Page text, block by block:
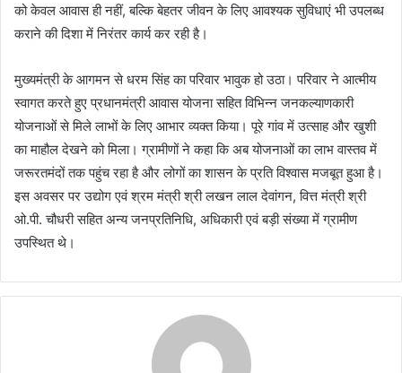
को केवल आवास ही नहीं, बल्कि बेहतर जीवन के लिए आवश्यक सुविधाएं भी उपलब्ध
कराने की दिशा में निरंतर कार्य कर रही है।
मुख्यमंत्री के आगमन से धरम सिंह का परिवार भावुक हो उठा। परिवार ने आत्मीय
स्वागत करते हुए प्रधानमंत्री आवास योजना सहित विभिन्न जनकल्याणकारी
योजनाओं से मिले लाभों के लिए आभार व्यक्त किया। पूरे गांव में उत्साह और खुशी
का माहौल देखने को मिला। ग्रामीणों ने कहा कि अब योजनाओं का लाभ वास्तव में
जरूरतमंदों तक पहुंच रहा है और लोगों का शासन के प्रति विश्वास मजबूत हुआ है।
इस अवसर पर उद्योग एवं श्रम मंत्री श्री लखन लाल देवांगन, वित्त मंत्री श्री
ओ.पी. चौधरी सहित अन्य जनप्रतिनिधि, अधिकारी एवं बड़ी संख्या में ग्रामीण
उपस्थित थे।